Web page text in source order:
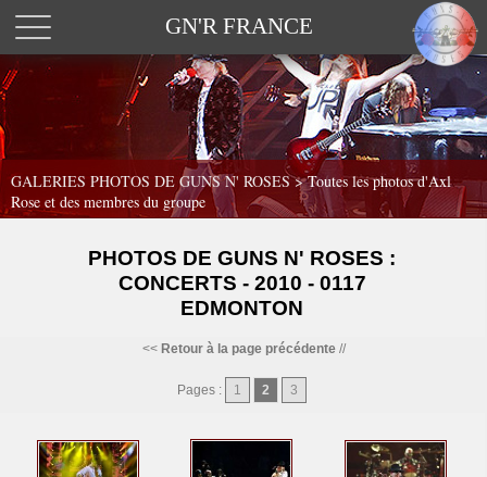
GN'R FRANCE
GALERIES PHOTOS DE GUNS N' ROSES >Toutes les photos d'Axl
Rose et des membres du groupe
PHOTOS DE GUNS N' ROSES :
CONCERTS - 2010 - 0117
EDMONTON
<< Retour à la page précédente//
Pages : 1 2 3